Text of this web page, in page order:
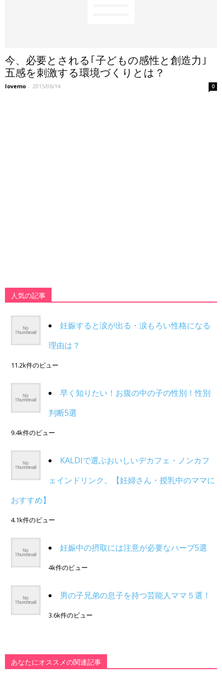
今、必要とされる｢子どもの感性と創造力｣
五感を刺激する環境づくりとは？
lovemo - 2015/06/14 0
人気の記事
妊娠すると涙が出る・涙もろい性格になる
理由は？
11.2k件のビュー
早く知りたい！お腹の中の子の性別！性別
判断5選
9.4k件のビュー
KALDIで選ぶおいしいデカフェ・ノンカフ
ェインドリンク。【妊婦さん・授乳中のママに
おすすめ】
4.1k件のビュー
妊娠中の摂取には注意が必要なハーブ5選
4k件のビュー
男の子兄弟の息子を持つ芸能人ママ５選！
3.6k件のビュー
あなたにオススメの関連記事